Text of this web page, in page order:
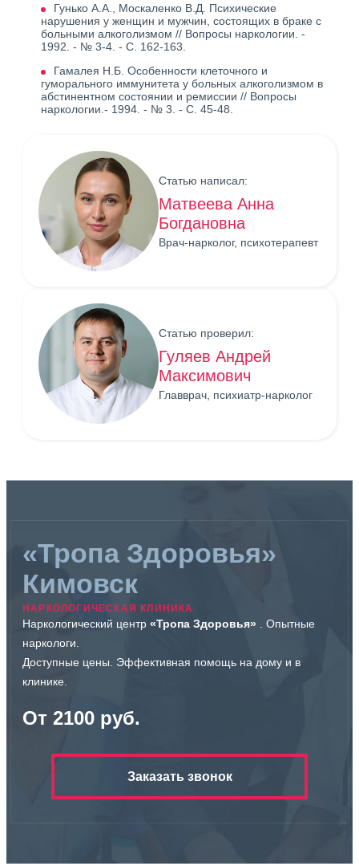
Гунько А.А., Москаленко В.Д. Психические
нарушения у женщин и мужчин, состоящих в браке с
больными алкоголизмом // Вопросы наркологии. -
1992. - № 3-4. - С. 162-163.
Гамалея Н.Б. Особенности клеточного и
гуморального иммунитета у больных алкоголизмом в
абстинентном состоянии и ремиссии // Вопросы
наркологии.- 1994. - № 3. - С. 45-48.
Статью написал:
Матвеева Анна
Богдановна
Врач-нарколог, психотерапевт
Статью проверил:
Гуляев Андрей
Максимович
Главврач, психиатр-нарколог
«Тропа Здоровья»
Кимовск
НАРКОЛОГИЧЕСКАЯ КЛИНИКА
Наркологический центр «Тропа Здоровья» . Опытные
наркологи.
Доступные цены. Эффективная помощь на дому и в
клинике.
От 2100 руб.
Заказать звонок